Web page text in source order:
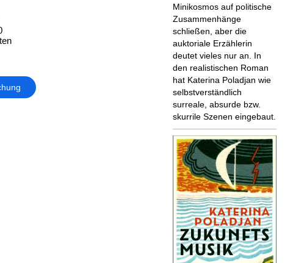
Minikosmos auf politische
Zusammenhänge
schließen, aber die
auktoriale Erzählerin
deutet vieles nur an. In
den realistischen Roman
hat Katerina Poladjan wie
selbstverständlich
surreale, absurde bzw.
skurrile Szenen eingebaut.